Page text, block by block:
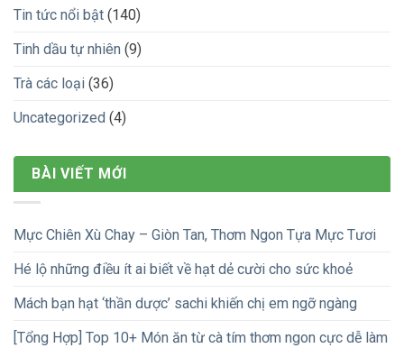
Tin tức nổi bật (140)
Tinh dầu tự nhiên (9)
Trà các loại (36)
Uncategorized (4)
BÀI VIẾT MỚI
Mực Chiên Xù Chay – Giòn Tan, Thơm Ngon Tựa Mực Tươi
Hé lộ những điều ít ai biết về hạt dẻ cười cho sức khoẻ
Mách bạn hạt ‘thần dược’ sachi khiến chị em ngỡ ngàng
[Tổng Hợp] Top 10+ Món ăn từ cà tím thơm ngon cực dễ làm